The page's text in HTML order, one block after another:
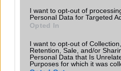
I want to opt-out of
Personal Data for Targeted
Opted In
I want to opt-out of
Retention, Sale, and/or
Personal Data that Is
Purposes for which it was
Limited Edition
SAR
N/A = Nincs adat. Legutóbbi frissítés: